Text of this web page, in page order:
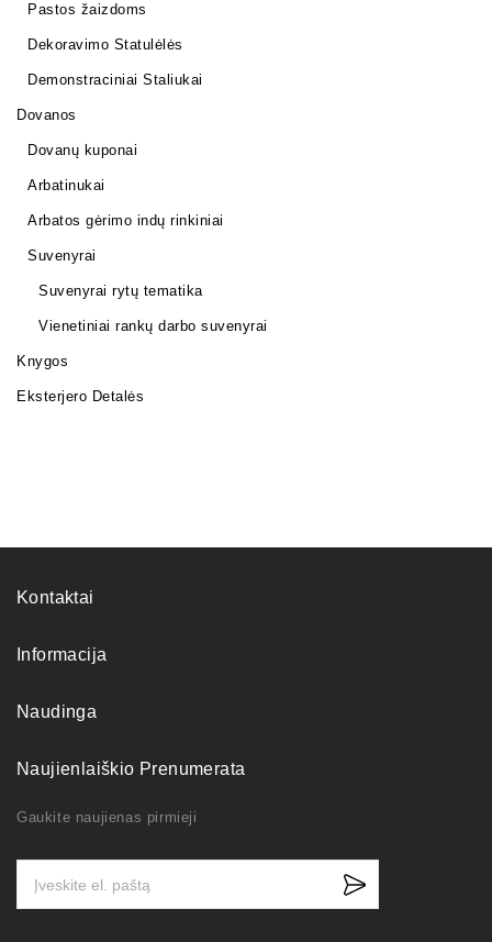
Pastos žaizdoms
Dekoravimo Statulėlės
Demonstraciniai Staliukai
Dovanos
Dovanų kuponai
Arbatinukai
Arbatos gėrimo indų rinkiniai
Suvenyrai
Suvenyrai rytų tematika
Vienetiniai rankų darbo suvenyrai
Knygos
Eksterjero Detalės
Kontaktai
Informacija
Naudinga
Naujienlaiškio Prenumerata
Gaukite naujienas pirmieji